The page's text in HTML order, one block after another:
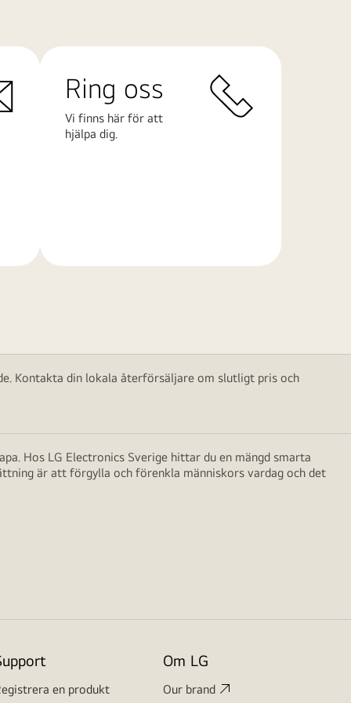
Ring oss
Vi finns här för att
hjälpa dig.
Kontakta din lokala återförsäljare om slutligt pris och
Hos LG Electronics Sverige hittar du en mängd smarta
är att förgylla och förenkla människors vardag och det
en produkt
Om LG
Our brand